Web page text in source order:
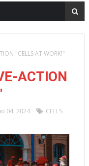
"CELLS AT WORK!"
ACTION
04, 2024
CELLS